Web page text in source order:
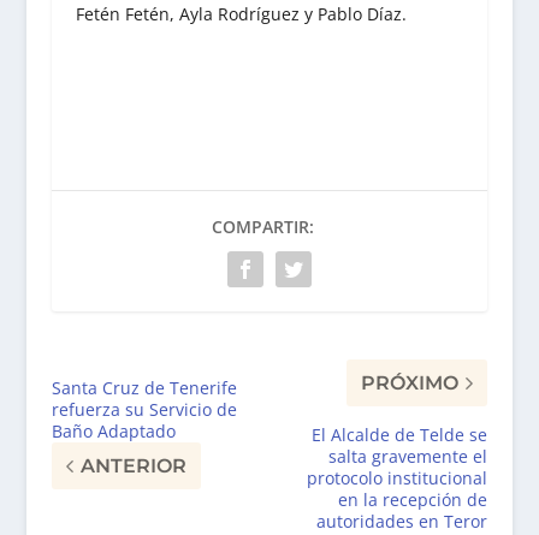
Fetén Fetén, Ayla Rodríguez y Pablo Díaz.
COMPARTIR:
Santa Cruz de Tenerife
refuerza su Servicio de
Baño Adaptado
ANTERIOR
PRÓXIMO
El Alcalde de Telde se
salta gravemente el
protocolo institucional
en la recepción de
autoridades en Teror